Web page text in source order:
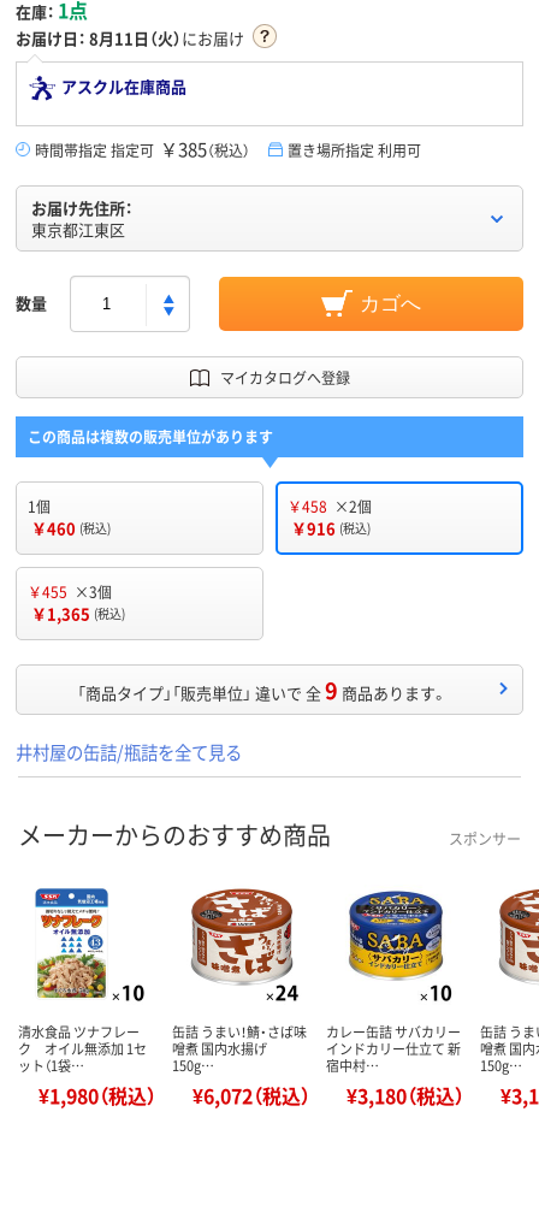
在庫： 1点
お届け日： 8月11日（火）にお届け
アスクル在庫商品
時間帯指定 指定可 ￥385（税込） 置き場所指定 利用可
お届け先住所：
東京都江東区
数量 カゴへ
マイカタログへ登録
この商品は複数の販売単位があります
1個
￥460 (税込)
￥458 ×2個
￥916 (税込)
￥455 ×3個
￥1,365 (税込)
「商品タイプ」「販売単位」 違いで 全9 商品あります。
井村屋の缶詰/瓶詰を全て見る
メーカーからのおすすめ商品 スポンサー
清水食品 ツナフレー
ク オイル無添加 1セ
ット（1袋…
¥1,980（税込）
缶詰 うまい！鯖・さば味
噌煮 国内水揚げ
150g…
¥6,072（税込）
カレー缶詰 サバカリー
インドカリー仕立て 新
宿中村…
¥3,180（税込）
缶詰 うま
噌煮 国
150g…